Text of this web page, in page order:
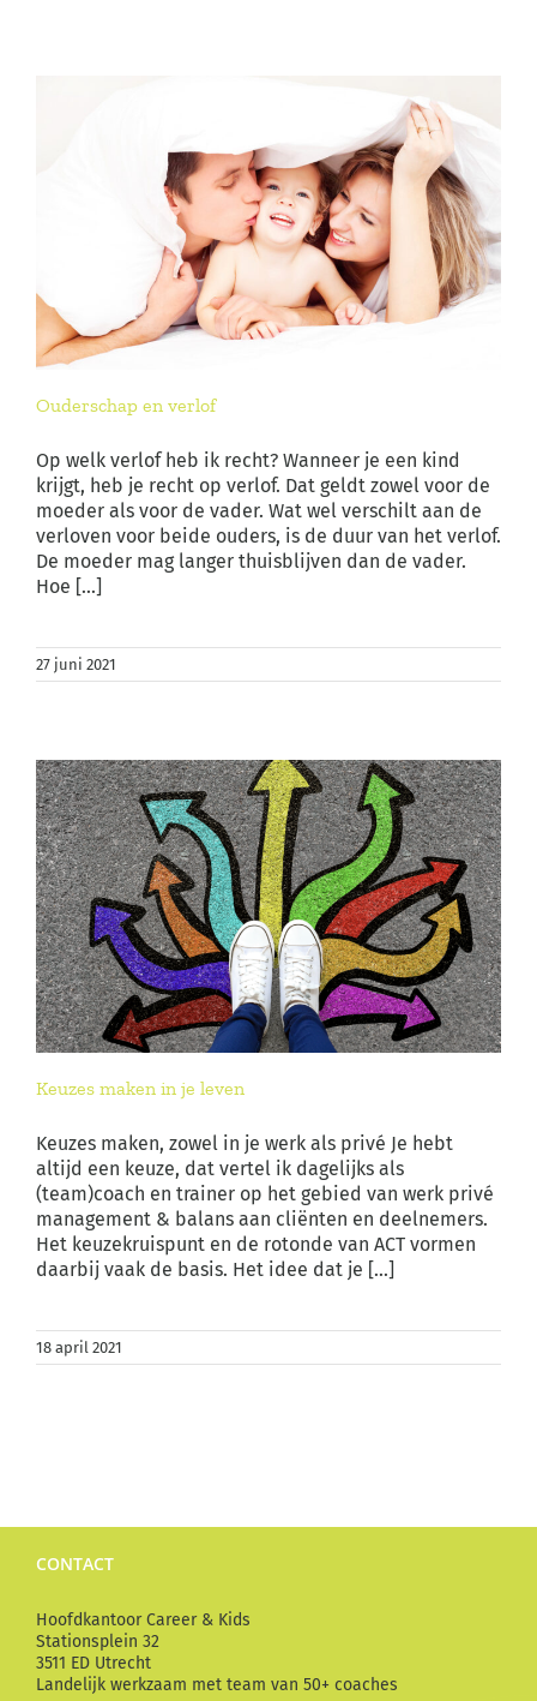
Ouderschap en verlof
Op welk verlof heb ik recht? Wanneer je een kind
krijgt, heb je recht op verlof. Dat geldt zowel voor de
moeder als voor de vader. Wat wel verschilt aan de
verloven voor beide ouders, is de duur van het verlof.
De moeder mag langer thuisblijven dan de vader.
Hoe [...]
27 juni 2021
Keuzes maken in je leven
Keuzes maken, zowel in je werk als privé Je hebt
altijd een keuze, dat vertel ik dagelijks als
(team)coach en trainer op het gebied van werk privé
management & balans aan cliënten en deelnemers.
Het keuzekruispunt en de rotonde van ACT vormen
daarbij vaak de basis. Het idee dat je [...]
18 april 2021
CONTACT
Hoofdkantoor Career & Kids
Stationsplein 32
3511 ED Utrecht
Landelijk werkzaam met team van 50+ coaches